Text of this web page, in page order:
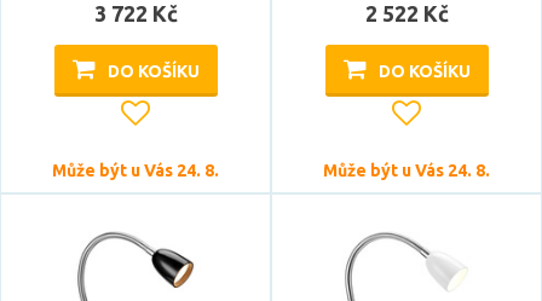
3 722 Kč
DO KOŠÍKU
Může být u Vás 24. 8.
2 522 Kč
DO KOŠÍKU
Může být u Vás 24. 8.